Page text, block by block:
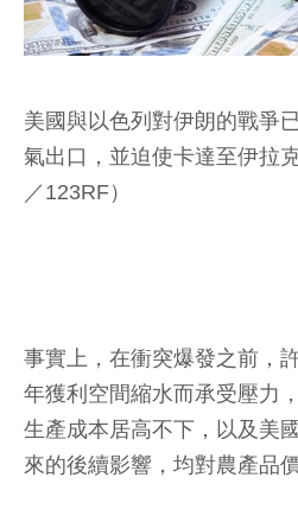
美國與以色列對伊朗的戰爭
氣出口，並迫使卡達至伊拉
／123RF）
事實上，在衝突爆發之前，
年獲利空間縮水而承受壓力
生產成本居高不下，以及美
來的後續影響，均對農產品